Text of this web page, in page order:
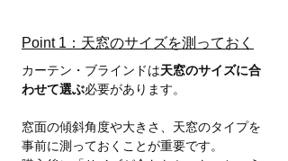
Point 1：天窓のサイズを測っておく
カーテン・ブラインドは天窓のサイズに合
わせて選ぶ必要があります。
窓面の傾斜角度や大きさ、天窓のタイプを
事前に測っておくことが重要です。